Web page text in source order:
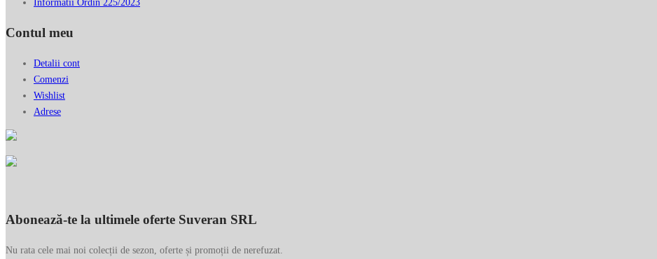
Informatii Ordin 225/2023
Contul meu
Detalii cont
Comenzi
Wishlist
Adrese
Abonează-te la ultimele oferte Suveran SRL
Nu rata cele mai noi colecții de sezon, oferte și promoții de nerefuzat.